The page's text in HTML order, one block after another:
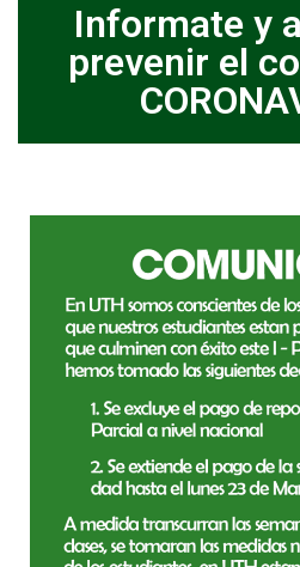
Informate y
prevenir el